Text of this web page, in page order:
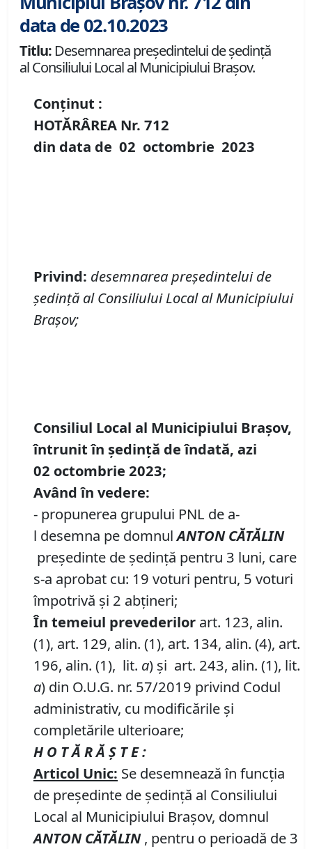
data de 02.10.2023
Titlu: Desemnarea preşedintelui de şedinţă
al Consiliului Local al Municipiului Braşov.
Conținut :
HOTĂRÂREA Nr. 712
din data de 02 octombrie 2023
Privind: desemnarea preşedintelui de
şedinţă al Consiliului Local al Municipiului
Braşov;
Consiliul Local al Municipiului Brașov,
întrunit în ședință de îndată, azi
02 octombrie 2023;
Având în vedere:
- propunerea grupului PNL de a-
l desemna pe domnulANTON CĂTĂLIN
preşedinte de şedinţă pentru 3 luni, care
s-a aprobat cu: 19 voturi pentru, 5 voturi
împotrivă și 2 abțineri;
În temeiul prevederilor art. 123, alin.
(1), art. 129, alin. (1), art. 134, alin. (4), art.
196, alin. (1), lit. a) și art. 243, alin. (1), lit.
a) din O.U.G. nr. 57/2019 privind Codul
administrativ, cu modificările și
completările ulterioare;
H O T Ă R Ă Ş T E :
Articol Unic: Se desemnează în funcţia
de preşedinte de şedinţă al Consiliului
Local al Municipiului Braşov, domnul
ANTON CĂTĂLIN, pentru o perioadă de 3